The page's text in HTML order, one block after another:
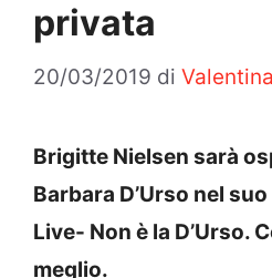
privata
20/03/2019 di
Brigitte Nielsen sarà
Barbara D’Urso nel
Live- Non è la D’Urso.
meglio.